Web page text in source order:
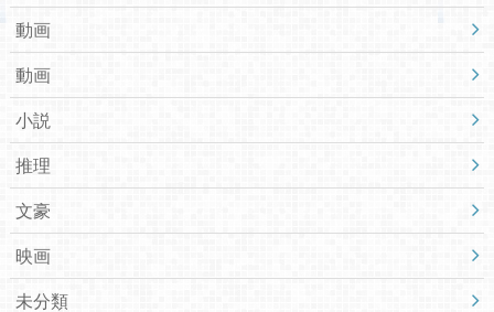
動画
動画
小説
推理
文豪
映画
未分類